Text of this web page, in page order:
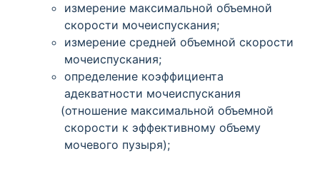
измерение максимальной объемной
скорости мочеиспускания;
измерение средней объемной скорости
мочеиспускания;
определение коэффициента
адекватности мочеиспускания
(отношение максимальной объемной
скорости к эффективному объему
мочевого пузыря);